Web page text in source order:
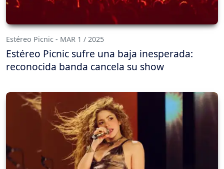
Estéreo Picnic - MAR 1 / 2025
Estéreo Picnic sufre una baja inesperada:
reconocida banda cancela su show